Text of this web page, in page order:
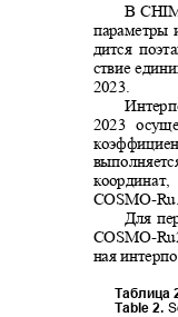
В
параметры
дится
ствие
2023.
2023
COSMO-Ru.
Для
COSMO-
ная
Таблица
Table 2.